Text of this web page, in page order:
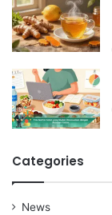
Categories
News